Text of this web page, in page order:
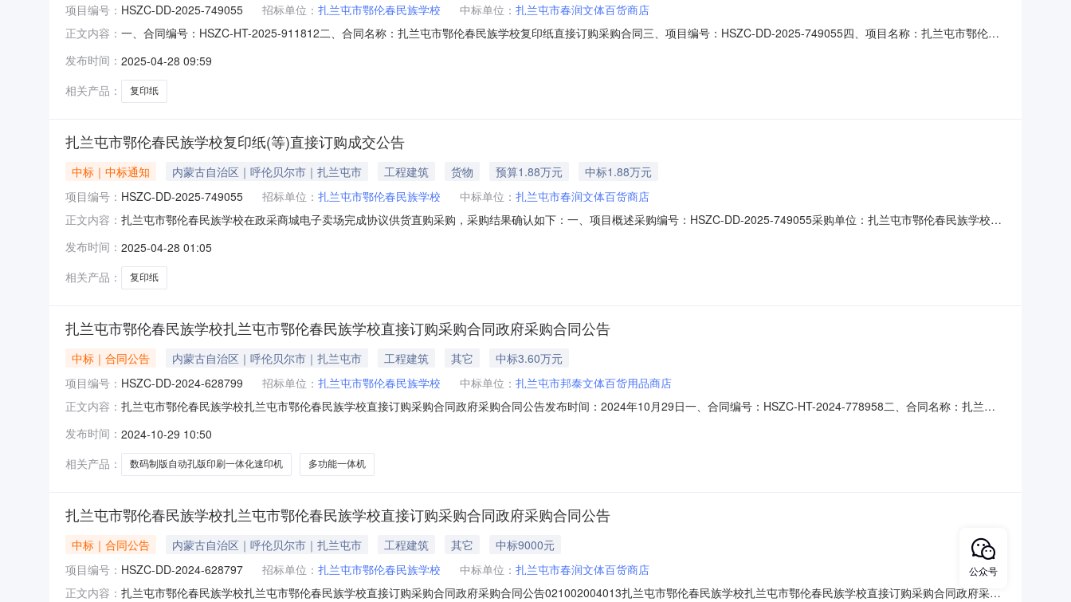
项目编号： HSZC-DD-2025-749055 招标单位： 扎兰屯市鄂伦春民族学校 中标单位： 扎兰屯市春润文体百货商店
正文内容： 一、合同编号：HSZC-HT-2025-911812二、合同名称：扎兰屯市鄂伦春民族学校复印纸直接订购采购合同三、项目编号：HSZC-DD-2025-749055四、项目名称：扎兰屯市鄂伦春
扎兰屯市春润文体百货商店地址：内蒙古自治区呼伦贝尔扎兰屯市正阳办民族街原中蒙医院一层门市第3间联系方式：15705065336六、合同主要信息主要标的名称：A4复
发布时间： 2025-04-28 09:59
相关产品：
复印纸
扎兰屯市鄂伦春民族学校复印纸(等)直接订购成交公告
中标｜中标通知 内蒙古自治区｜呼伦贝尔市｜扎兰屯市 工程建筑 货物 预算1.88万元
中标1.88万元
项目编号： HSZC-DD-2025-749055 招标单位： 扎兰屯市鄂伦春民族学校 中标单位： 扎兰屯市春润文体百货商店
正文内容： 扎兰屯市鄂伦春民族学校在政采商城电子卖场完成协议供货直购采购，采购结果确认如下：一、项目概述采购编号：HSZC-DD-2025-749055采购单位：扎兰屯市鄂伦春民族学校所
购结果成交供应商：扎兰屯市春润文体百货商店成交时间：2025-04-2714:42成交金额：18750.00，大写(人民币)：壹万捌仟柒佰伍拾元整。产品
发布时间： 2025-04-28 01:05
相关产品：
复印纸
扎兰屯市鄂伦春民族学校扎兰屯市鄂伦春民族学校直接订购采购合同政府采购合同公告
中标｜合同公告 内蒙古自治区｜呼伦贝尔市｜扎兰屯市 工程建筑 其它
中标3.60万元
项目编号： HSZC-DD-2024-628799 招标单位： 扎兰屯市鄂伦春民族学校 中标单位： 扎兰屯市邦泰文体百货用品商店
正文内容： 扎兰屯市鄂伦春民族学校扎兰屯市鄂伦春民族学校直接订购采购合同政府采购合同公告发布时间：2024年10月29日一、合同编号：HSZC-HT-2024-778958二、合同名称：扎兰屯
校地址：内蒙古自治区呼伦贝尔市扎兰屯市鄂伦春乡南木建乡路联系方式：15049094295供应商(乙方)：扎兰屯市邦泰文体百货用品商店地址：扎兰屯市正阳办事处联系方式
发布时间： 2024-10-29 10:50
相关产品：
数码制版自动孔版印刷一体化速印机 多功能一体机
扎兰屯市鄂伦春民族学校扎兰屯市鄂伦春民族学校直接订购采购合同政府采购合同公告
中标｜合同公告 内蒙古自治区｜呼伦贝尔市｜扎兰屯市 工程建筑 其它
中标9000元
项目编号： HSZC-DD-2024-628797 招标单位： 扎兰屯市鄂伦春民族学校 中标单位： 扎兰屯市春润文体百货商店
正文内容： 扎兰屯市鄂伦春民族学校扎兰屯市鄂伦春民族学校直接订购采购合同政府采购合同公告021002004013扎兰屯市鄂伦春民族学校扎兰屯市鄂伦春民族学校直接订购采购合同政府采购
公众号